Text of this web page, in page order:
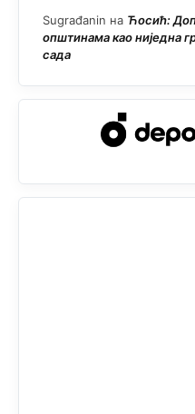
Sugrađanin на Ћосић:
општинама као ниједна
сада